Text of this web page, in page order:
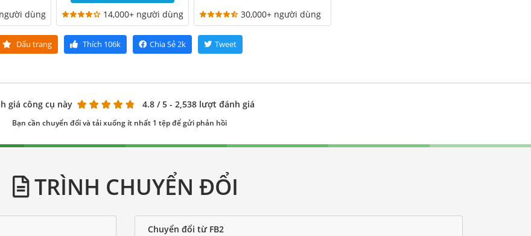
dùng 14,000+ người dùng 30,000+ người dùng
Dấu trang Thích 106k Chia Sẻ2k Tweet
giá công cụ này 4.8 / 5 - 2,538 lượt đánh giá
Bạn cần chuyển đổi và tải xuống ít nhất 1 tệp để gửi phản hồi
TRÌNH CHUYỂN ĐỔI
Chuyển đổi từ FB2